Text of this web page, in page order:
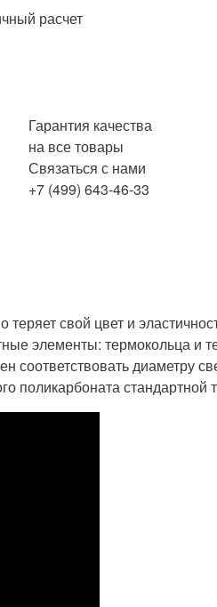
расчет
Гарантия качества
на все товары
Связаться с нами
+7 (499) 643-46-33
свой цвет и
элементы: термокольца и
диаметру
поликарбоната